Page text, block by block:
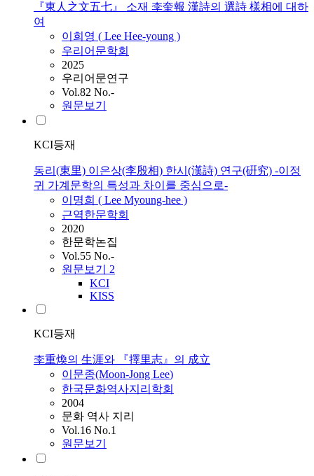
『東人之文五七』 소재 李奎報 漢詩의 選詩 樣相에 대하
여
이희영 ( Lee Hee-young )
우리어문학회
2025
우리어문연구
Vol.82 No.-
원문보기
KCI등재
동리(東里) 이은상(李殷相) 한시(漢詩) 연구(硏究) -이정
귀 가계문학의 특성과 차이를 중심으로-
이명희 ( Lee Myoung-hee )
근역한문학회
2020
한문학논집
Vol.55 No.-
원문보기 2
KCI
KISS
KCI등재
李重煥의 生涯와 『擇里志』의 成立
이문종(Moon-Jong Lee)
한국문화역사지리학회
2004
문화 역사 지리
Vol.16 No.1
원문보기